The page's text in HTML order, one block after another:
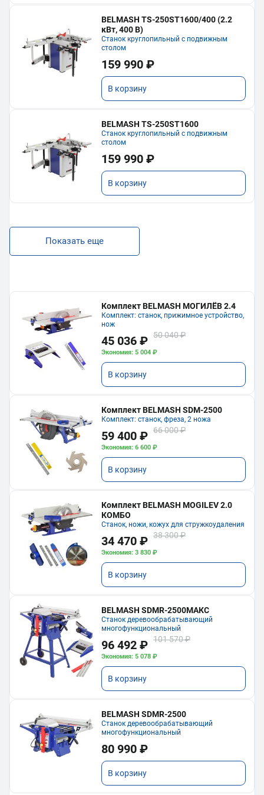
BELMASH TS-250ST1600/400 (2.2
кВт, 400 В)
Станок круглопильный с подвижным
столом
159 990 ₽
В корзину
BELMASH TS-250ST1600
Станок круглопильный с подвижным
столом
159 990 ₽
В корзину
Показать еще
Комплект BELMASH МОГИЛЁВ 2.4
Комплект: станок, прижимное устройство,
нож
45 036 ₽ 50 040 ₽
Экономия: 5 004 ₽
В корзину
Комплект BELMASH SDM-2500
Комплект: станок, фреза, 2 ножа
59 400 ₽ 66 000 ₽
Экономия: 6 600 ₽
В корзину
Комплект BELMASH MOGILEV 2.0
КОМБО
Станок, ножи, кожух для стружкоудаления
34 470 ₽ 38 300 ₽
Экономия: 3 830 ₽
В корзину
BELMASH SDMR-2500МАКС
Станок деревообрабатывающий
многофункциональный
96 492 ₽ 101 570 ₽
Экономия: 5 078 ₽
В корзину
BELMASH SDMR-2500
Станок деревообрабатывающий
многофункциональный
80 990 ₽
В корзину